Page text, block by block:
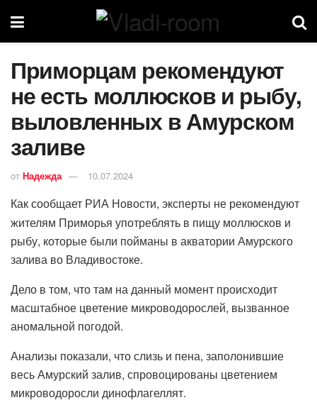
Приморцам рекомендуют
не есть моллюсков и рыбу,
выловленных в Амурском
заливе
от Надежда 10.07.2024
Как сообщает РИА Новости, эксперты не рекомендуют
жителям Приморья употреблять в пищу моллюсков и
рыбу, которые были пойманы в акватории Амурского
залива во Владивостоке.
Дело в том, что там на данный момент происходит
масштабное цветение микроводорослей, вызванное
аномальной погодой.
Анализы показали, что слизь и пена, заполонившие
весь Амурский залив, спровоцированы цветением
микроводоросли динофлагеллят.